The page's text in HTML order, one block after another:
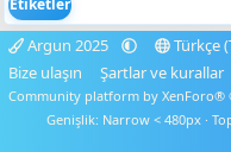
Etiketler
Argun 2025
Türkçe
Bize ulaşın
Şartlar ve kurallar
Community platform by XenForo®
Genişlik